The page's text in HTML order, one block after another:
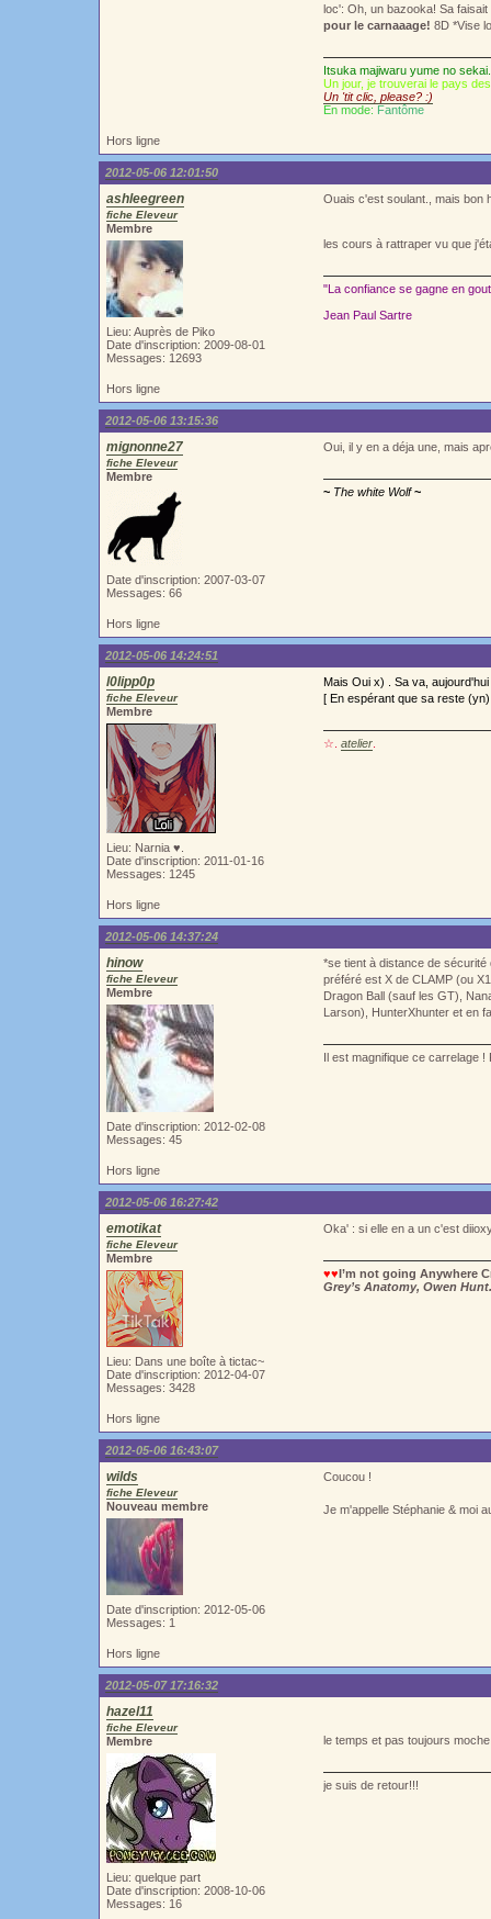
loc': Oh, un bazooka! Sa
pour le carnaaage! 8D *Vise
Itsuka majiwaru yume no
Un jour, je trouverai le pays
Un 'tit clic, please? :)
En mode: Fantôme
Hors ligne
2012-05-06 12:01:50
ashleegreen
fiche Eleveur
Membre
Lieu: Auprès de Piko
Date d'inscription: 2009-08-01
Messages: 12693
Ouais c'est soulant., mais bon
les cours à rattraper vu que
"La confiance se gagne en
Jean Paul Sartre
Hors ligne
2012-05-06 13:15:36
mignonne27
fiche Eleveur
Membre
Date d'inscription: 2007-03-07
Messages: 66
Oui, il y en a déja une, mais
~ The white Wolf ~
Hors ligne
2012-05-06 14:24:51
l0lipp0p
fiche Eleveur
Membre
Lieu: Narnia ♥.
Date d'inscription: 2011-01-16
Messages: 1245
Mais Oui x) . Sa va,
[ En espérant que sa reste
☆. atelier
Hors ligne
2012-05-06 14:37:24
hinow
fiche Eleveur
Membre
Date d'inscription: 2012-02-08
Messages: 45
*se tient à distance de
préféré est X de CLAMP (ou
Dragon Ball (sauf les GT),
Larson), HunterXhunter et en
Il est magnifique ce carrelage
Hors ligne
2012-05-06 16:27:42
emotikat
fiche Eleveur
Membre
Lieu: Dans une boîte à tictac~
Date d'inscription: 2012-04-07
Messages: 3428
Oka' : si elle en a un c'est
♥♥I’m not going Anywhere
Grey’s Anatomy, Owen Hunt.
Hors ligne
2012-05-06 16:43:07
wilds
fiche Eleveur
Nouveau membre
Date d'inscription: 2012-05-06
Messages: 1
Coucou !
Je m'appelle Stéphanie & moi
Hors ligne
2012-05-07 17:16:32
hazel11
fiche Eleveur
Membre
Lieu: quelque part
Date d'inscription: 2008-10-06
Messages: 16
le temps et pas toujours
je suis de retour!!!